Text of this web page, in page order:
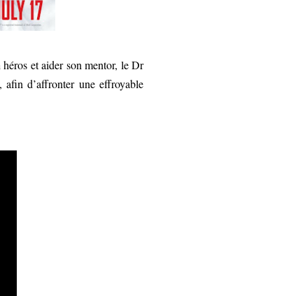
et aider son mentor, le Dr
afin d’affronter une effroyable